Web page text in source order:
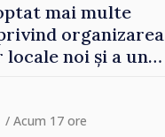
mai multe
organizarea
noi și a unui
/ Acum 17 ore